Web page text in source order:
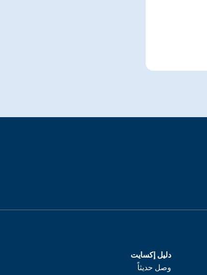
دليل إكسايت
وصل حديثاً